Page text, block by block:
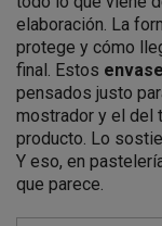
elaboración. La
protege y cómo
final. Estos
pensados justo
mostrador y el del
producto. Lo
Y eso, en
que parece.